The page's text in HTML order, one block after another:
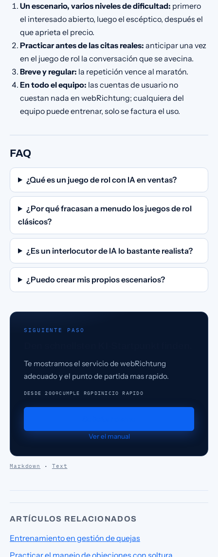
Un escenario, varios niveles de dificultad: primero
el interesado abierto, luego el escéptico, después el
que aprieta el precio.
Practicar antes de las citas reales: anticipar una vez
en el juego de rol la conversación que se avecina.
Breve y regular: la repetición vence al maratón.
En todo el equipo: las cuentas de usuario no
cuestan nada en webRichtung; cualquiera del
equipo puede entrenar, solo se factura el uso.
FAQ
¿Qué es un juego de rol con IA en ventas?
¿Por qué fracasan a menudo los juegos de rol
clásicos?
¿Es un interlocutor de IA lo bastante realista?
¿Puedo crear mis propios escenarios?
SIGUIENTE PASO
Te mostramos el servicio de webRichtung
adecuado y el punto de partida mas rapido.
DESDE 2009CUMPLE RGPDINICIO RAPIDO
Ver el manual
Markdown · Text
ARTÍCULOS RELACIONADOS
Entrenamiento en gestión de quejas